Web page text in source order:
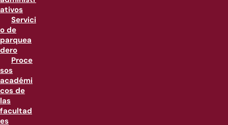
ativos
Servici
o de
parquea
dero
Proce
sos
académi
cos de
las
facultad
es